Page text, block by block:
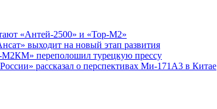
«Антей-2500» и «Тор-М2»
выходит на новый этап развития
переполошил турецкую прессу
рассказал о перспективах Ми-171А3 в Китае